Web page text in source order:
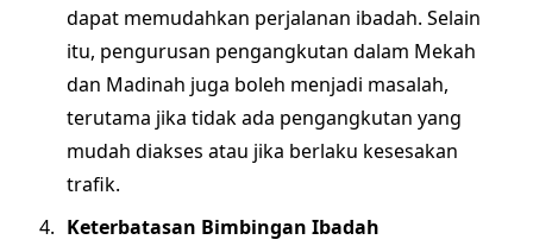
dapat memudahkan perjalanan ibadah. Selain
itu, pengurusan pengangkutan dalam Mekah
dan Madinah juga boleh menjadi masalah,
terutama jika tidak ada pengangkutan yang
mudah diakses atau jika berlaku kesesakan
trafik.
Keterbatasan Bimbingan Ibadah